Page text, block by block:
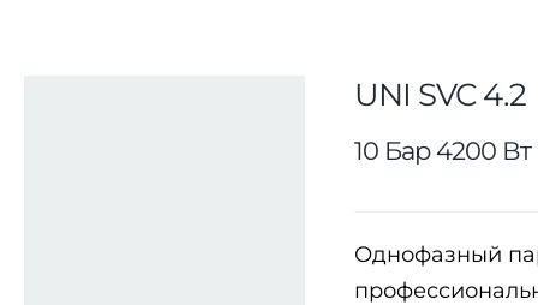
UNI SVC 4.2
10 Бар 4200 Вт
Однофазный